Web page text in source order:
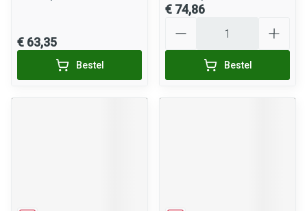
€ 63,35
Bestel
€ 74,86
Bestel